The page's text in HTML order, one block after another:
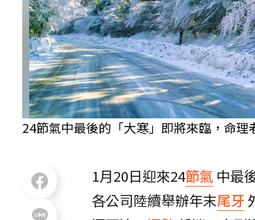
24節氣中最後的「大寒」即將來臨，命
1月20日迎來24節氣 中最
各公司陸續舉辦年末尾牙